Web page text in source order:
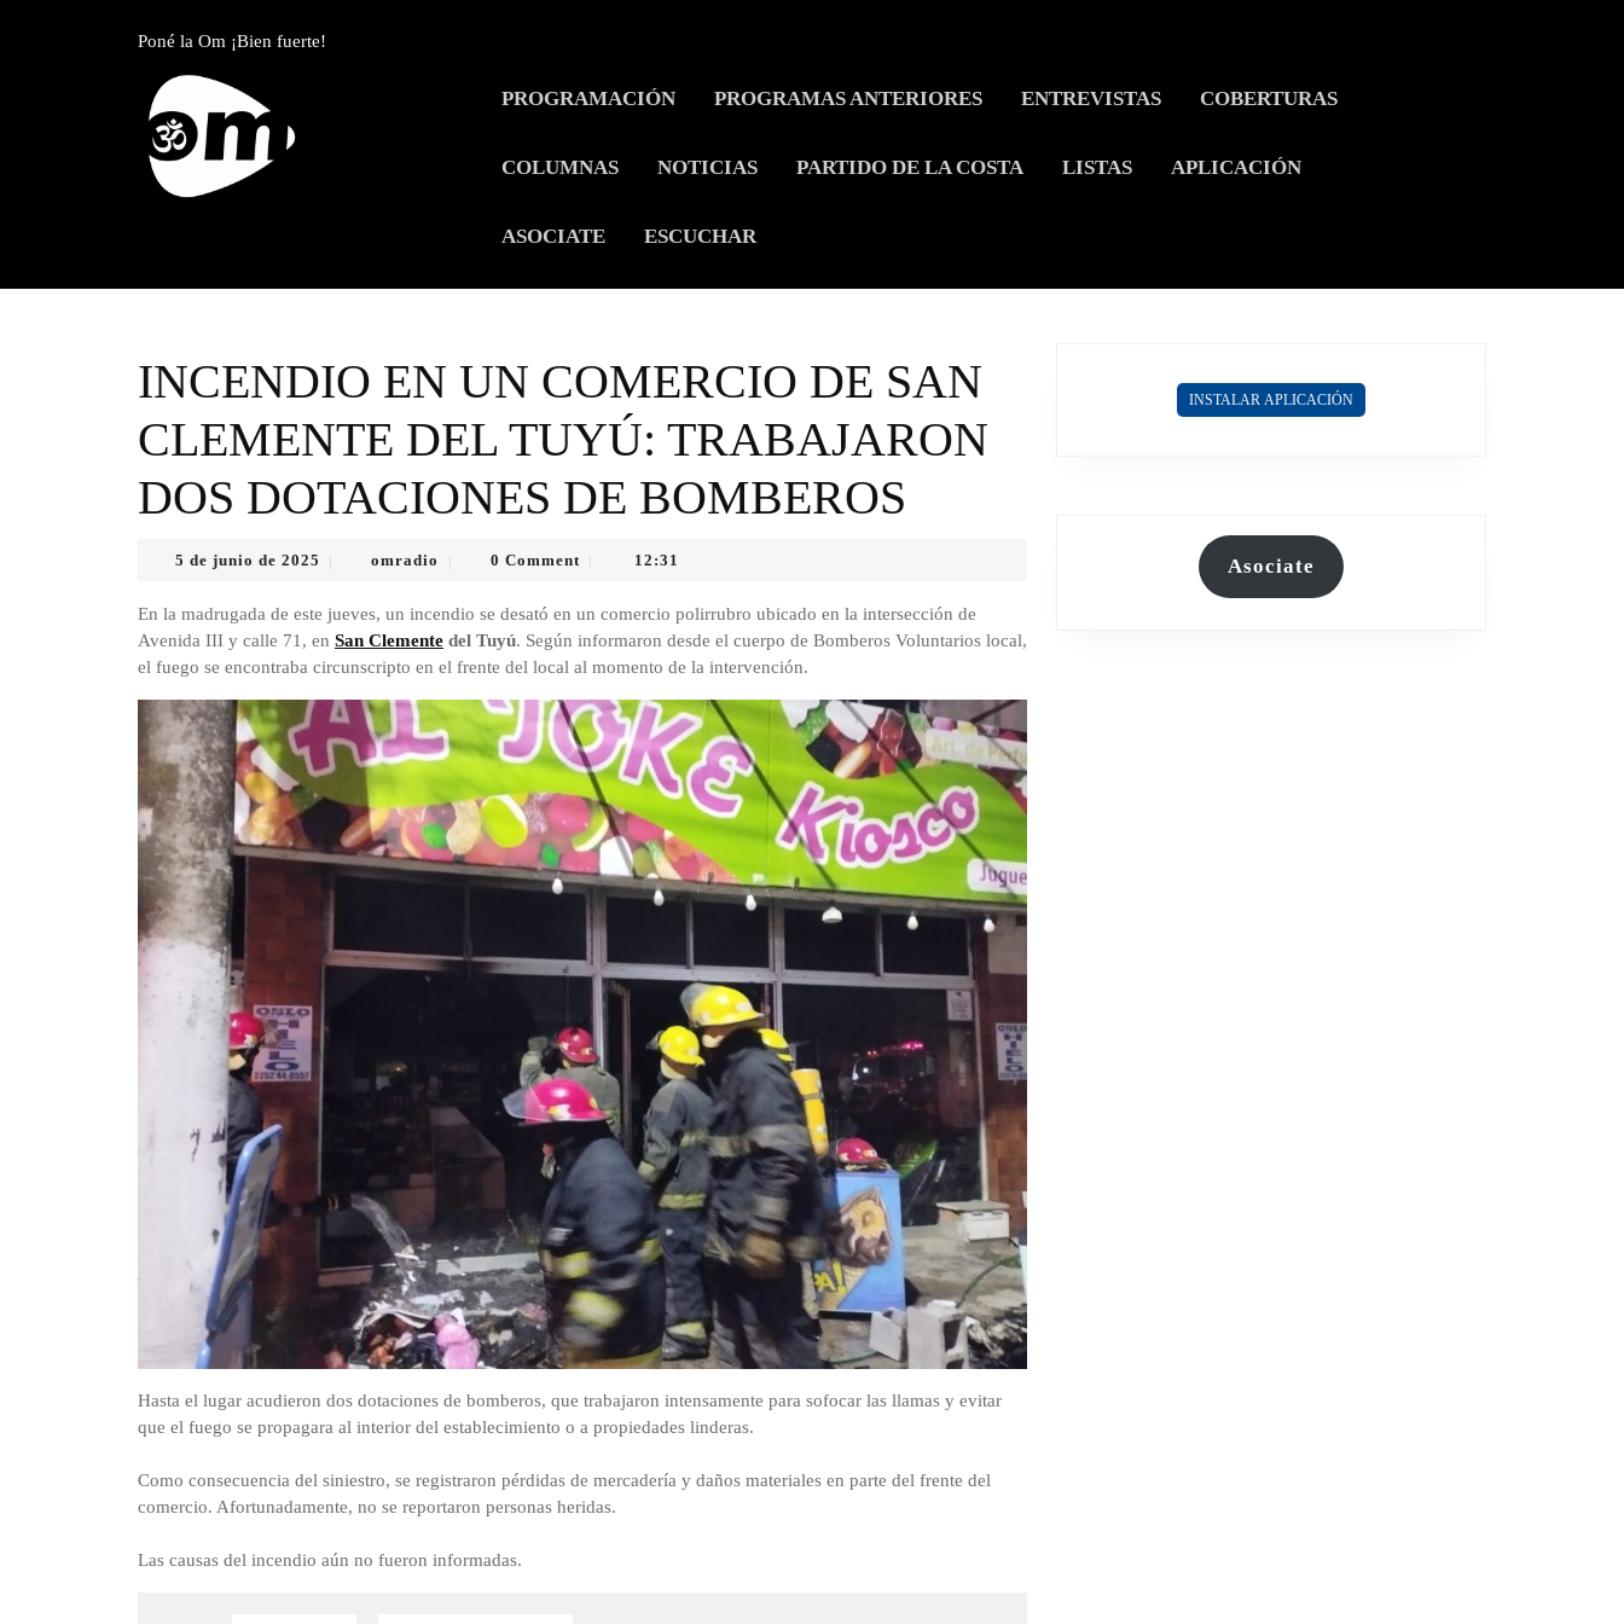
Poné la Om ¡Bien fuerte!
PROGRAMACIÓN PROGRAMAS ANTERIORES ENTREVISTAS COBERTURAS
COLUMNAS NOTICIAS PARTIDO DE LA COSTA LISTAS APLICACIÓN
ASOCIATE ESCUCHAR
INCENDIO EN UN COMERCIO DE SAN
CLEMENTE DEL TUYÚ: TRABAJARON
DOS DOTACIONES DE BOMBEROS
5 de junio de 2025
junio
de
2025
omradio omradio0 Comment 12:31
En la madrugada de este jueves, un incendio se desató en un comercio polirrubro ubicado en la intersección de
Avenida III y calle 71, en San Clemente del Tuyú. Según informaron desde el cuerpo de Bomberos Voluntarios local,
el fuego se encontraba circunscripto en el frente del local al momento de la intervención.
Hasta el lugar acudieron dos dotaciones de bomberos, que trabajaron intensamente para sofocar las llamas y evitar
que el fuego se propagara al interior del establecimiento o a propiedades linderas.
Como consecuencia del siniestro, se registraron pérdidas de mercadería y daños materiales en parte del frente del
comercio. Afortunadamente, no se reportaron personas heridas.
Las causas del incendio aún no fueron informadas.
INSTALAR APLICACIÓN
Asociate